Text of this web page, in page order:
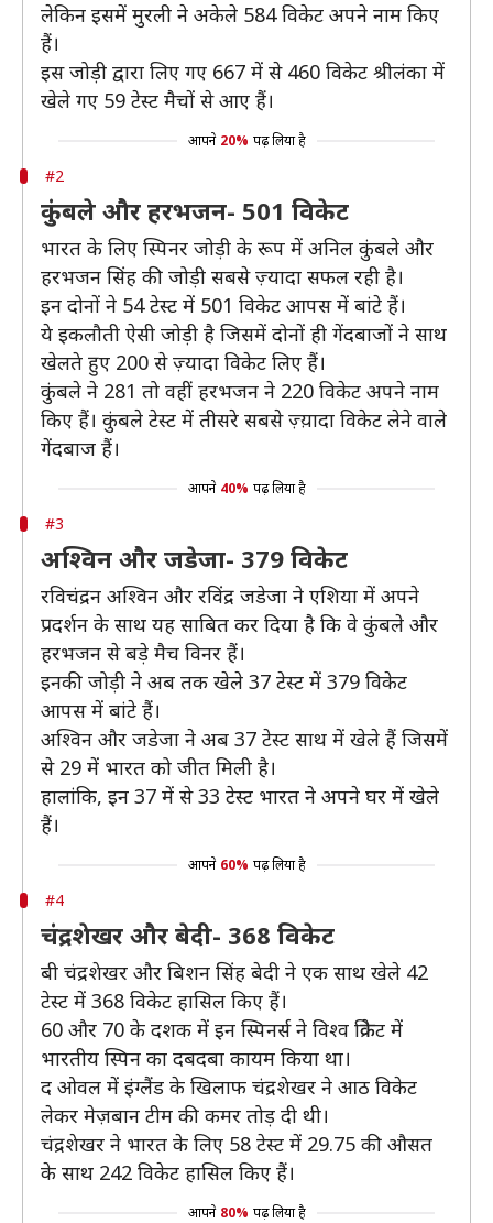
लेकिन इसमें मुरली ने अकेले 584 विकेट अपने नाम किए
हैं।
इस जोड़ी द्वारा लिए गए 667 में से 460 विकेट श्रीलंका में
खेले गए 59 टेस्ट मैचों से आए हैं।
आपने 20% पढ़ लिया है
#2
कुंबले और हरभजन- 501 विकेट
भारत के लिए स्पिनर जोड़ी के रूप में अनिल कुंबले और
हरभजन सिंह की जोड़ी सबसे ज़्यादा सफल रही है।
इन दोनों ने 54 टेस्ट में 501 विकेट आपस में बांटे हैं।
ये इकलौती ऐसी जोड़ी है जिसमें दोनों ही गेंदबाजों ने साथ
खेलते हुए 200 से ज़्यादा विकेट लिए हैं।
कुंबले ने 281 तो वहीं हरभजन ने 220 विकेट अपने नाम
किए हैं। कुंबले टेस्ट में तीसरे सबसे ज़्य़ादा विकेट लेने वाले
गेंदबाज हैं।
आपने 40% पढ़ लिया है
#3
अश्विन और जडेजा- 379 विकेट
रविचंद्रन अश्विन और रविंद्र जडेजा ने एशिया में अपने
प्रदर्शन के साथ यह साबित कर दिया है कि वे कुंबले और
हरभजन से बड़े मैच विनर हैं।
इनकी जोड़ी ने अब तक खेले 37 टेस्ट में 379 विकेट
आपस में बांटे हैं।
अश्विन और जडेजा ने अब 37 टेस्ट साथ में खेले हैं जिसमें
से 29 में भारत को जीत मिली है।
हालांकि, इन 37 में से 33 टेस्ट भारत ने अपने घर में खेले
हैं।
आपने 60% पढ़ लिया है
#4
चंद्रशेखर और बेदी- 368 विकेट
बी चंद्रशेखर और बिशन सिंह बेदी ने एक साथ खेले 42
टेस्ट में 368 विकेट हासिल किए हैं।
60 और 70 के दशक में इन स्पिनर्स ने विश्व क्रिकेट में
भारतीय स्पिन का दबदबा कायम किया था।
द ओवल में इंग्लैंड के खिलाफ चंद्रशेखर ने आठ विकेट
लेकर मेज़बान टीम की कमर तोड़ दी थी।
चंद्रशेखर ने भारत के लिए 58 टेस्ट में 29.75 की औसत
के साथ 242 विकेट हासिल किए हैं।
आपने 80% पढ़ लिया है